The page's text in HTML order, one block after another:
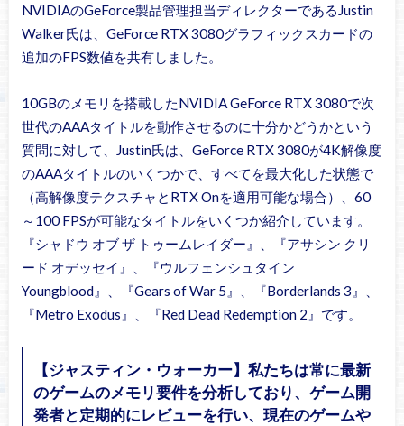
NVIDIAのGeForce製品管理担当ディレクターであるJustin
Walker氏は、GeForce RTX 3080グラフィックスカードの
追加のFPS数値を共有しました。
10GBのメモリを搭載したNVIDIA GeForce RTX 3080で次
世代のAAAタイトルを動作させるのに十分かどうかという
質問に対して、Justin氏は、GeForce RTX 3080が4K解像度
のAAAタイトルのいくつかで、すべてを最大化した状態で
（高解像度テクスチャとRTX Onを適用可能な場合）、60
～100 FPSが可能なタイトルをいくつか紹介しています。
『シャドウ オブ ザ トゥームレイダー』、『アサシン クリ
ード オデッセイ』、『ウルフェンシュタイン
Youngblood』、『Gears of War 5』、『Borderlands 3』、
『Metro Exodus』、『Red Dead Redemption 2』です。
【ジャスティン・ウォーカー】私たちは常に最新
のゲームのメモリ要件を分析しており、ゲーム開
発者と定期的にレビューを行い、現在のゲームや